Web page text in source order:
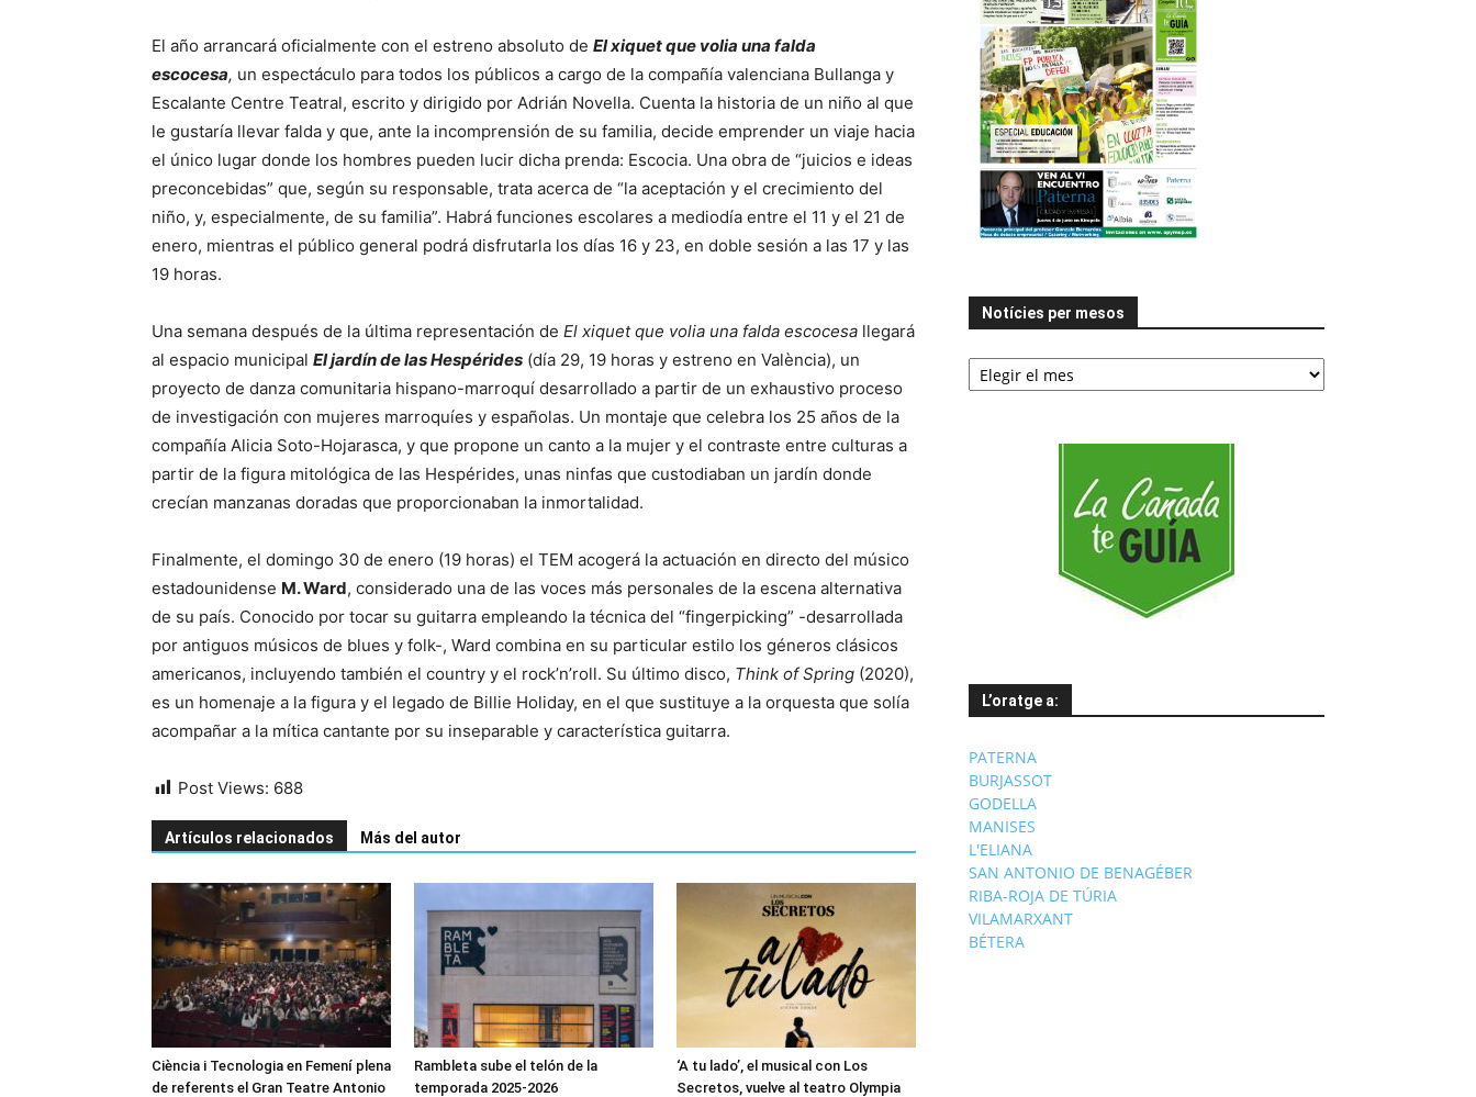
El año arrancará oficialmente con el estreno absoluto de El xiquet que volia una falda
escocesa, un espectáculo para todos los públicos a cargo de la compañía valenciana Bullanga y
Escalante Centre Teatral, escrito y dirigido por Adrián Novella. Cuenta la historia de un niño al que
le gustaría llevar falda y que, ante la incomprensión de su familia, decide emprender un viaje hacia
el único lugar donde los hombres pueden lucir dicha prenda: Escocia. Una obra de “juicios e ideas
preconcebidas” que, según su responsable, trata acerca de “la aceptación y el crecimiento del
niño, y, especialmente, de su familia”. Habrá funciones escolares a mediodía entre el 11 y el 21 de
enero, mientras el público general podrá disfrutarla los días 16 y 23, en doble sesión a las 17 y las
19 horas.
Una semana después de la última representación de El xiquet que volia una falda escocesa llegará
al espacio municipal El jardín de las Hespérides (día 29, 19 horas y estreno en València), un
proyecto de danza comunitaria hispano-marroquí desarrollado a partir de un exhaustivo proceso
de investigación con mujeres marroquíes y españolas. Un montaje que celebra los 25 años de la
compañía Alicia Soto-Hojarasca, y que propone un canto a la mujer y el contraste entre culturas a
partir de la figura mitológica de las Hespérides, unas ninfas que custodiaban un jardín donde
crecían manzanas doradas que proporcionaban la inmortalidad.
Finalmente, el domingo 30 de enero (19 horas) el TEM acogerá la actuación en directo del músico
estadounidense M. Ward, considerado una de las voces más personales de la escena alternativa
de su país. Conocido por tocar su guitarra empleando la técnica del “fingerpicking” -desarrollada
por antiguos músicos de blues y folk-, Ward combina en su particular estilo los géneros clásicos
americanos, incluyendo también el country y el rock’n’roll. Su último disco, Think of Spring (2020),
es un homenaje a la figura y el legado de Billie Holiday, en el que sustituye a la orquesta que solía
acompañar a la mítica cantante por su inseparable y característica guitarra.
Post Views: 688
Artículos relacionados Más del autor
Ciència i Tecnologia en Femení plena
de referents el Gran Teatre Antonio
Rambleta sube el telón de la
temporada 2025-2026
‘A tu lado’, el musical con Los
Secretos, vuelve al teatro Olympia
Notícies per mesos
Notícies
per
L’oratge a:
PATERNA
BURJASSOT
GODELLA
MANISES
L'ELIANA
SAN ANTONIO DE BENAGÉBER
RIBA-ROJA DE TÚRIA
VILAMARXANT
BÉTERA